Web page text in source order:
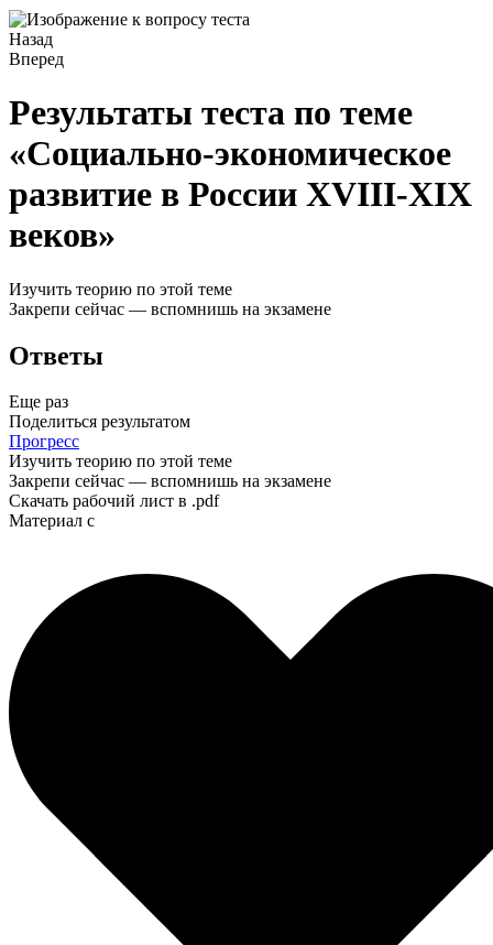
Назад
Вперед
Результаты теста по теме
«Социально-экономическое
развитие в России XVIII-XIX
веков»
Изучить теорию по этой теме
Закрепи сейчас — вспомнишь на экзамене
Ответы
Еще раз
Поделиться результатом
Прогресс
Изучить теорию по этой теме
Закрепи сейчас — вспомнишь на экзамене
Скачать рабочий лист в .pdf
Материал с